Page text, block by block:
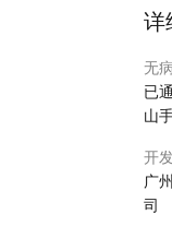
详
无
已
山
开
广
司